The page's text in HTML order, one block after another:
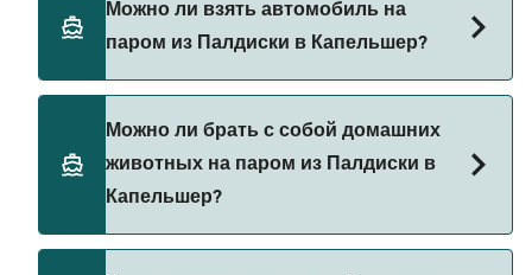
автомобиля не разрешено путешествовать на
паромах из Палдиски в Капельшер.
Можно ли взять автомобиль на
паром из Палдиски в Капельшер?
автомобилем из Палдиски в Капельшер с
DFDS Seaways
Tallink Silja Line
Можно ли брать с собой домашних
животных на паром из Палдиски в
Капельшер?